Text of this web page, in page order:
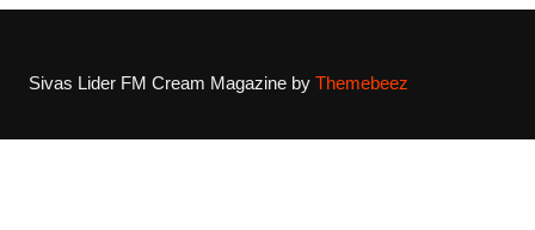
Sivas Lider FM Cream Magazine by Themebeez